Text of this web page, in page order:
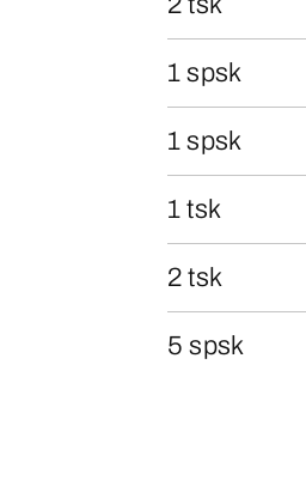
1 spsk
1 spsk
1 tsk
2 tsk
5 spsk